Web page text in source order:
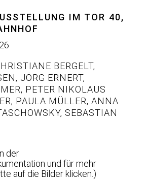
IM TOR 40,
BERGELT,
, JÖRG ERNERT,
, PETER NIKOLAUS
, PAULA MÜLLER, ANNA
, SEBASTIAN
der
und für mehr
auf die Bilder klicken.)